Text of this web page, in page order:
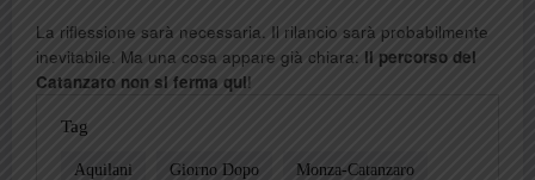
La riflessione sarà necessaria. Il rilancio sarà probabilmente
inevitabile. Ma una cosa appare già chiara: il percorso del
Catanzaro non si ferma qui!
Tag
Aquilani Giorno Dopo Monza-Catanzaro